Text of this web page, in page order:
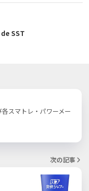
SST
スマトレ・パワーメー
次の記事